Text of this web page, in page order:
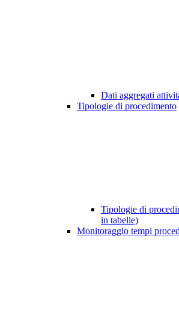
Dati aggregati
Tipologie di procedimento
Tipologie di
in tabelle)
Monitoraggio tempi